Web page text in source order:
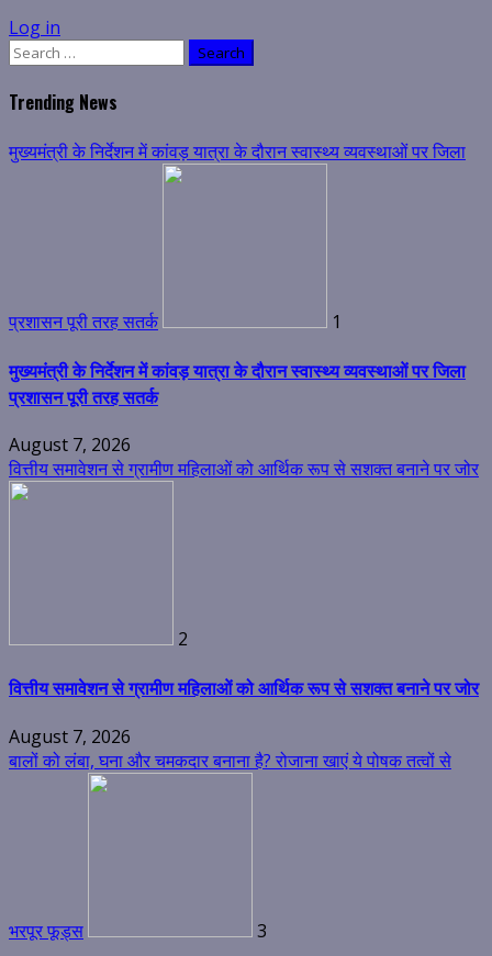
Log in
Search
Trending News
मुख्यमंत्री के निर्देशन में कांवड़ यात्रा के दौरान स्वास्थ्य व्यवस्थाओं पर जिला
प्रशासन पूरी तरह सतर्क 1
मुख्यमंत्री के निर्देशन में कांवड़ यात्रा के दौरान स्वास्थ्य व्यवस्थाओं पर जिला
प्रशासन पूरी तरह सतर्क
August 7, 2026
वित्तीय समावेशन से ग्रामीण महिलाओं को आर्थिक रूप से सशक्त बनाने पर जोर
2
वित्तीय समावेशन से ग्रामीण महिलाओं को आर्थिक रूप से सशक्त बनाने पर जोर
August 7, 2026
बालों को लंबा, घना और चमकदार बनाना है? रोजाना खाएं ये पोषक तत्वों से
भरपूर फूड्स 3